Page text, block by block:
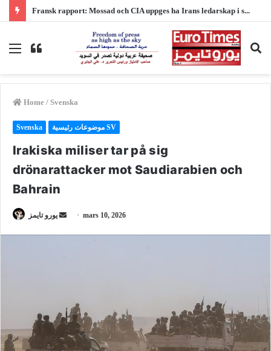
Fransk rapport: Mossad och CIA uppges ha Irans ledarskap i sikte mitt i växande säkerhetsoro
Menu
Home / Svenska
Svenska موضوعات رئيسية SV
Irakiska miliser tar på sig
drönarattacker mot Saudiarabien och
Bahrain
يورو تايمز
Send mars 10, 2026